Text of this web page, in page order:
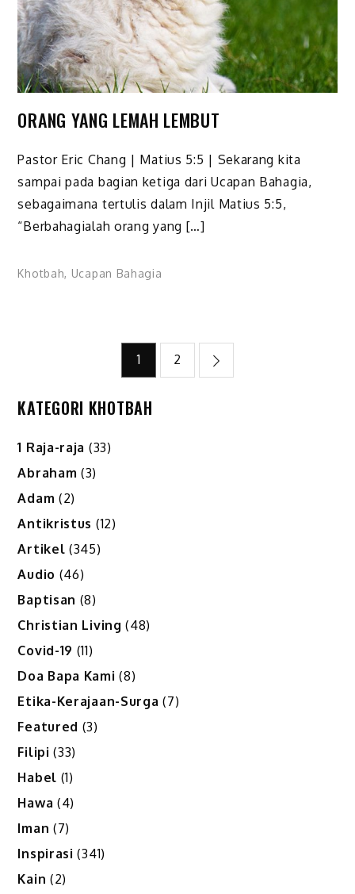
ORANG YANG LEMAH LEMBUT
Pastor Eric Chang | Matius 5:5 | Sekarang kita
sampai pada bagian ketiga dari Ucapan Bahagia,
sebagaimana tertulis dalam Injil Matius 5:5,
“Berbahagialah orang yang […]
Khotbah, Ucapan Bahagia
pagination
1 2
KATEGORI KHOTBAH
1 Raja-raja (33)
Abraham (3)
Adam (2)
Antikristus (12)
Artikel (345)
Audio (46)
Baptisan (8)
Christian Living (48)
Covid-19 (11)
Doa Bapa Kami (8)
Etika-Kerajaan-Surga (7)
Featured (3)
Filipi (33)
Habel (1)
Hawa (4)
Iman (7)
Inspirasi (341)
Kain (2)